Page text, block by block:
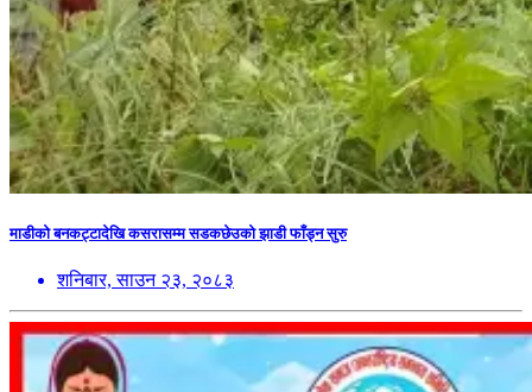
माडीको बनकट्टादेखि कसरासम्म सडकछेउको झाडी फाँड्न सुरु
शनिबार, साउन २३, २०८३